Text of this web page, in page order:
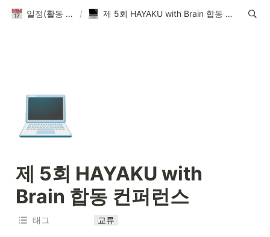
일정(활동 DB) / 제 5회 HAYAKU with Brain 합동 컨퍼런스
💻
제 5회 HAYAKU with
Brain 합동 컨퍼런스
태그 교류